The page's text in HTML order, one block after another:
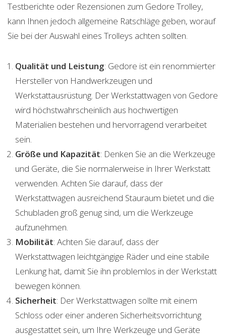
Testberichte oder Rezensionen zum Gedore Trolley,
kann Ihnen jedoch allgemeine Ratschläge geben, worauf
Sie bei der Auswahl eines Trolleys achten sollten.
Qualität und Leistung: Gedore ist ein renommierter
Hersteller von Handwerkzeugen und
Werkstattausrüstung. Der Werkstattwagen von Gedore
wird höchstwahrscheinlich aus hochwertigen
Materialien bestehen und hervorragend verarbeitet
sein.
Größe und Kapazität: Denken Sie an die Werkzeuge
und Geräte, die Sie normalerweise in Ihrer Werkstatt
verwenden. Achten Sie darauf, dass der
Werkstattwagen ausreichend Stauraum bietet und die
Schubladen groß genug sind, um die Werkzeuge
aufzunehmen.
Mobilität: Achten Sie darauf, dass der
Werkstattwagen leichtgängige Räder und eine stabile
Lenkung hat, damit Sie ihn problemlos in der Werkstatt
bewegen können.
Sicherheit: Der Werkstattwagen sollte mit einem
Schloss oder einer anderen Sicherheitsvorrichtung
ausgestattet sein, um Ihre Werkzeuge und Geräte